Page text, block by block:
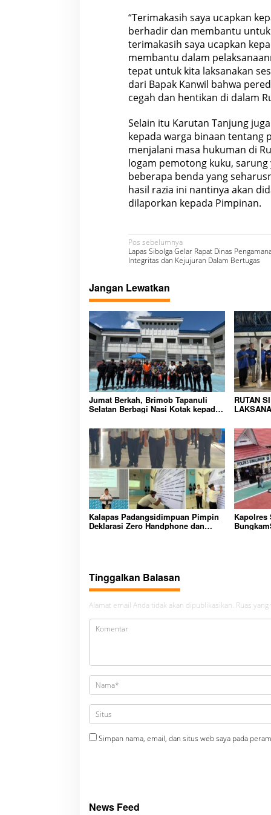
“Terimakasih saya ucapkan
berhadir dan membantu
terimakasih saya ucapkan
membantu dalam
tepat untuk kita laksanakan
dari Bapak Kanwil bahwa
cegah dan hentikan di dalam
Selain itu Karutan Tanjung
kepada warga binaan tentang
menjalani masa hukuman di
logam pemotong kuku,
beberapa benda yang
hasil razia ini nantinya akan
dilaporkan kepada Pimpinan.
N
a
v
i
g
a
s
i
p
o
s
Pos sebelumnya
Lapas Sibolga Gelar Rapat Dinas
Integritas dan Kejujuran Dalam Bertugas
Jangan Lewatkan
Jumat Berkah, Brimob Tapanuli
Selatan Berbagi Nasi Kotak kepada
Sipirok
RUTAN
Kalapas Padangsidimpuan Pimpin
Deklarasi Zero Handphone dan
Kapolres
Tinggalkan Balasan
Alamat email Anda tidak akan dipublikasikan. Ruas
Simpan nama, email, dan situs web saya pada
News Feed